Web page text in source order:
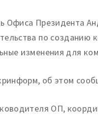
Офиса Президента
по созданию
изменения для
об этом
ОП,